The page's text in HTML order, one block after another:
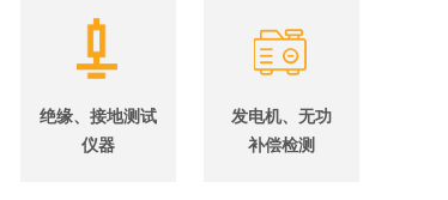
绝缘、接地测试
仪器
发电机、无功
补偿检测